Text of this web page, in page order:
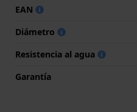
EAN
Diámetro
Resistencia al agua
Garantía